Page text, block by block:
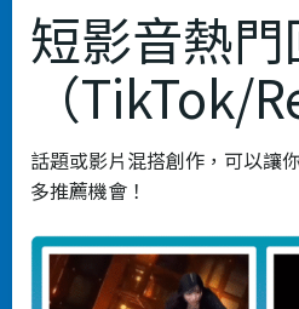
短影音熱
（TikTok/
話題或影片混搭創作，可以讓
多推薦機會！